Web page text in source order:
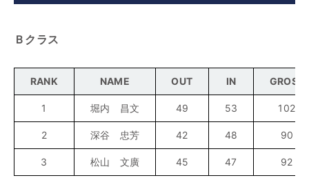
Ｂクラス
RANK NAME OUT IN GROSS
1 堀内 昌文 49 53 102
2 深谷 忠芳 42 48 90
3 松山 文廣 45 47 92